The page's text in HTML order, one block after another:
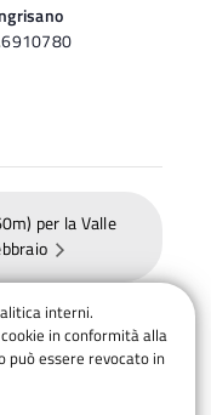
al Rifugio le
8 febbraio
per la Valle
interni.
in conformità alla
può essere revocato in